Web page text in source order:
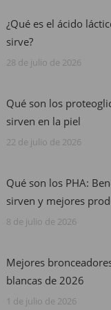
¿Qué es el ácido
sirve?
28 de julio de 2026
Qué son los
sirven en la piel
22 de julio de 2026
Qué son los PHA:
sirven y mejores
8 de julio de 2026
Mejores
blancas de 2026
1 de julio de 2026